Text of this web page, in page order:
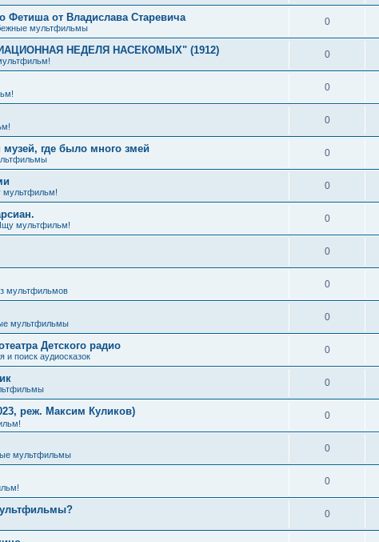
от Владислава Старевича
мультфильмы
0
НЕДЕЛЯ НАСЕКОМЫХ" (1912) 0
0
0
где было много змей 0
мультфильм!
0
мультфильм!
0
0
мультфильмов
0
мультфильмы
0
Детского радио
и поиск аудиосказок
0
0
реж. Максим Куликов) 0
мультфильмы
0
0
0